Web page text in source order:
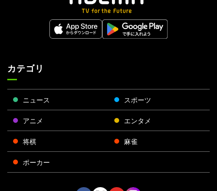
カテゴリ
ニュース スポーツ
アニメ エンタメ
将棋 麻雀
ポーカー